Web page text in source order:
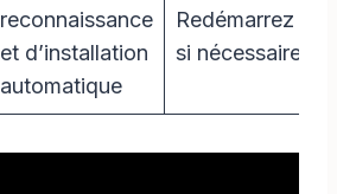
reconnaissance
et d’installation
automatique
Redémarrez
si nécessaire